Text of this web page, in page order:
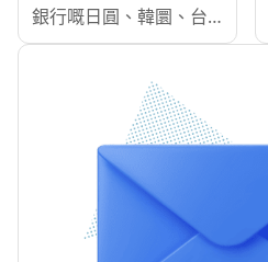
險公司的單次與全年計
劃，年齡上限也可能不
以上人士投保，人身意
外、醫療費用或業餘運
動保障仍可能按年齡調
整。因此，選擇老人旅
遊保險時，不宜只看
「是否買得到」，還要
銀行嘅日圓、韓圜、台
幣、泰銖匯率，教你唱
查匯，幫你揀啱兌換方